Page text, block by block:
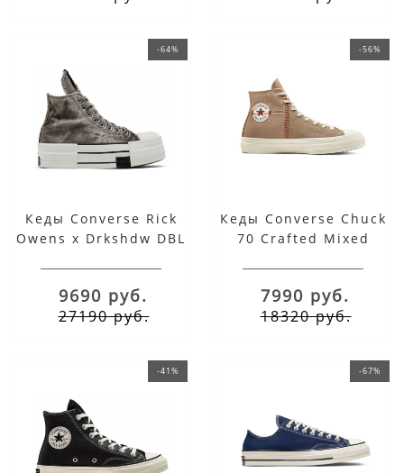
-64%
Кеды Converse Rick
Owens x Drkshdw DBL
Concrete
9690 руб.
27190 руб.
-56%
Кеды Converse Chuck
70 Crafted Mixed
7990 руб.
18320 руб.
-41% -67%